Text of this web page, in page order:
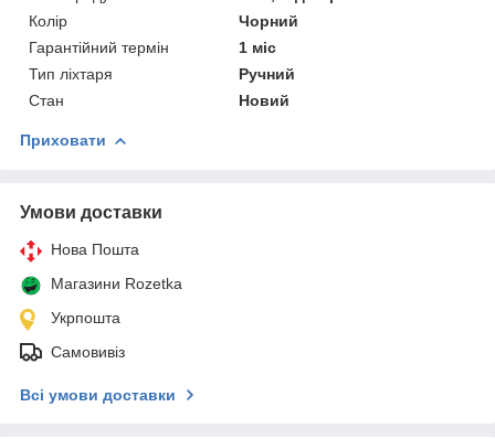
Колір
Чорний
Гарантійний термін
1 міс
Тип ліхтаря
Ручний
Стан
Новий
Приховати
Умови доставки
Нова Пошта
Магазини Rozetka
Укрпошта
Самовивіз
Всі умови доставки